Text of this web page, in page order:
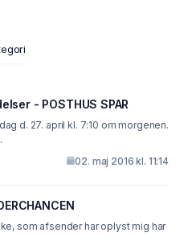
- POSTHUS SPAR
d. 27. april kl. 7:10 om morgenen.
02. maj 2016 kl. 11:14
som afsender har oplyst mig har